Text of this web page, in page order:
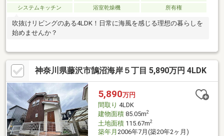
システムキッチン
浴室乾燥機 所有権
吹抜けリビングのある4LDK！日常に海風を感じる理想の暮らしを
始めませんか？
神奈川県藤沢市鵠沼海岸５丁目 5,890万円 4LDK
5,890万円
間取り 4LDK
建物面積85.05m2
土地面積115.67m2
築年月 2006年7月(築20年2ヶ月)